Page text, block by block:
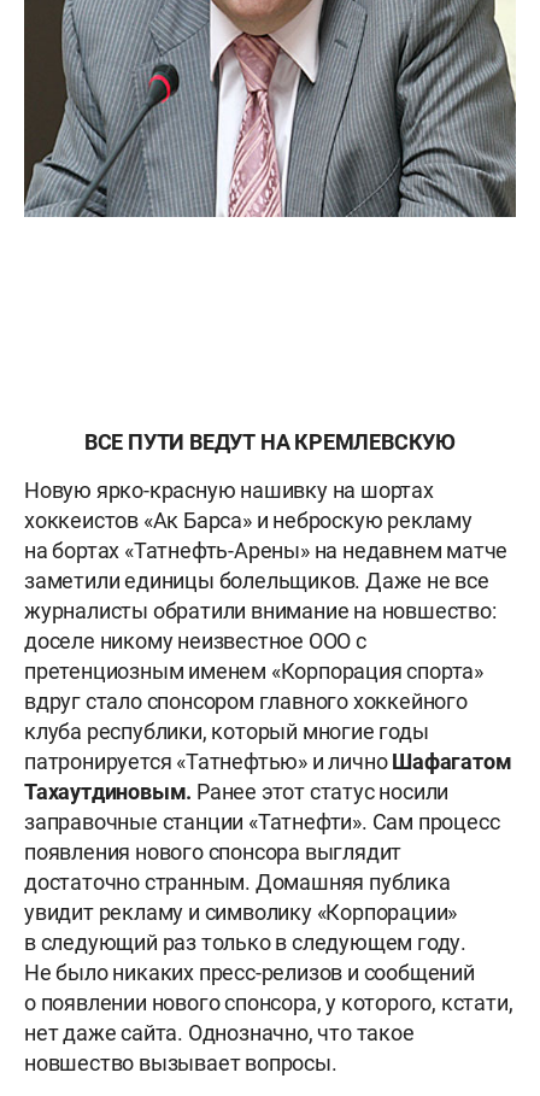
ВСЕ ПУТИ ВЕДУТ НА КРЕМЛЕВСКУЮ
Новую ярко-красную нашивку на шортах
хоккеистов «Ак Барса» и неброскую рекламу
на бортах «Татнефть-Арены» на недавнем матче
заметили единицы болельщиков. Даже не все
журналисты обратили внимание на новшество:
доселе никому неизвестное ООО с
претенциозным именем «Корпорация спорта»
вдруг стало спонсором главного хоккейного
клуба республики, который многие годы
патронируется «Татнефтью» и личноШафагатом
Тахаутдиновым. Ранее этот статус носили
заправочные станции «Татнефти». Сам процесс
появления нового спонсора выглядит
достаточно странным. Домашняя публика
увидит рекламу и символику «Корпорации»
в следующий раз только в следующем году.
Не было никаких пресс-релизов и сообщений
о появлении нового спонсора, у которого, кстати,
нет даже сайта. Однозначно, что такое
новшество вызывает вопросы.